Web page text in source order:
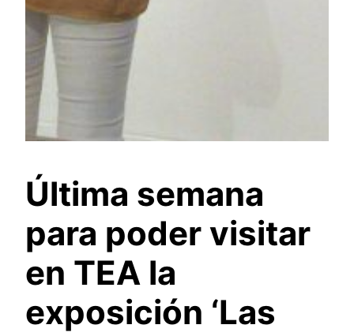
Última semana
para poder visitar
en TEA la
exposición ‘Las